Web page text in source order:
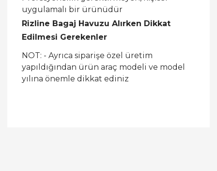
uygulamalı bir ürünüdür
Rizline Bagaj Havuzu Alırken Dikkat
Edilmesi Gerekenler
NOT: - Ayrıca siparişe özel üretim
yapıldığından ürün araç modeli ve model
yılına önemle dikkat ediniz